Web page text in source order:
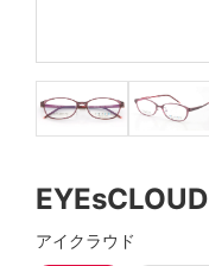
EYEsCLOUD
アイクラウド